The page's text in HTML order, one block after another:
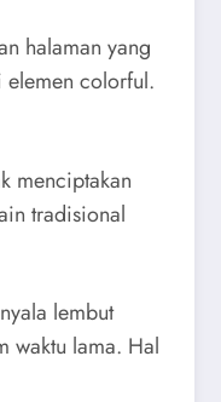
halaman yang
elemen colorful.
menciptakan
tradisional
lembut
waktu lama. Hal